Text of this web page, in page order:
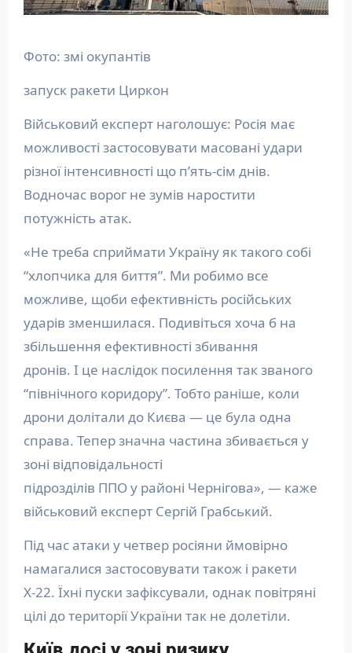
Фото: змі окупантів
запуск ракети Циркон
Військовий експерт наголошує: Росія має
можливості застосовувати масовані удари
різної інтенсивності що пʼять-сім днів.
Водночас ворог не зумів наростити
потужність атак.
«Не треба сприймати Україну як такого собі
“хлопчика для биття”. Ми робимо все
можливе, щоби ефективність російських
ударів зменшилася. Подивіться хоча б на
збільшення ефективності збивання
дронів. І це наслідок посилення так званого
“північного коридору”. Тобто раніше, коли
дрони долітали до Києва — це була одна
справа. Тепер значна частина збивається у
зоні відповідальності
підрозділів ППО у районі Чернігова», — каже
військовий експерт Сергій Грабський.
Під час атаки у четвер росіяни ймовірно
намагалися застосовувати також і ракети
Х-22. Їхні пуски зафіксували, однак повітряні
цілі до території України так не долетіли.